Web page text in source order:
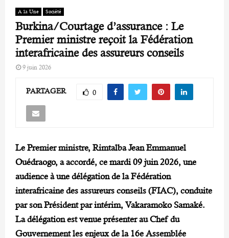
A la Une Société
Burkina/Courtage d’assurance : Le
Premier ministre reçoit la Fédération
interafricaine des assureurs conseils
9 juin 2026
PARTAGER 0
Le Premier ministre, Rimtalba Jean Emmanuel
Ouédraogo, a accordé, ce mardi 09 juin 2026, une
audience à une délégation de la Fédération
interafricaine des assureurs conseils (FIAC), conduite
par son Président par intérim, Vakaramoko Samaké.
La délégation est venue présenter au Chef du
Gouvernement les enjeux de la 16e Assemblée